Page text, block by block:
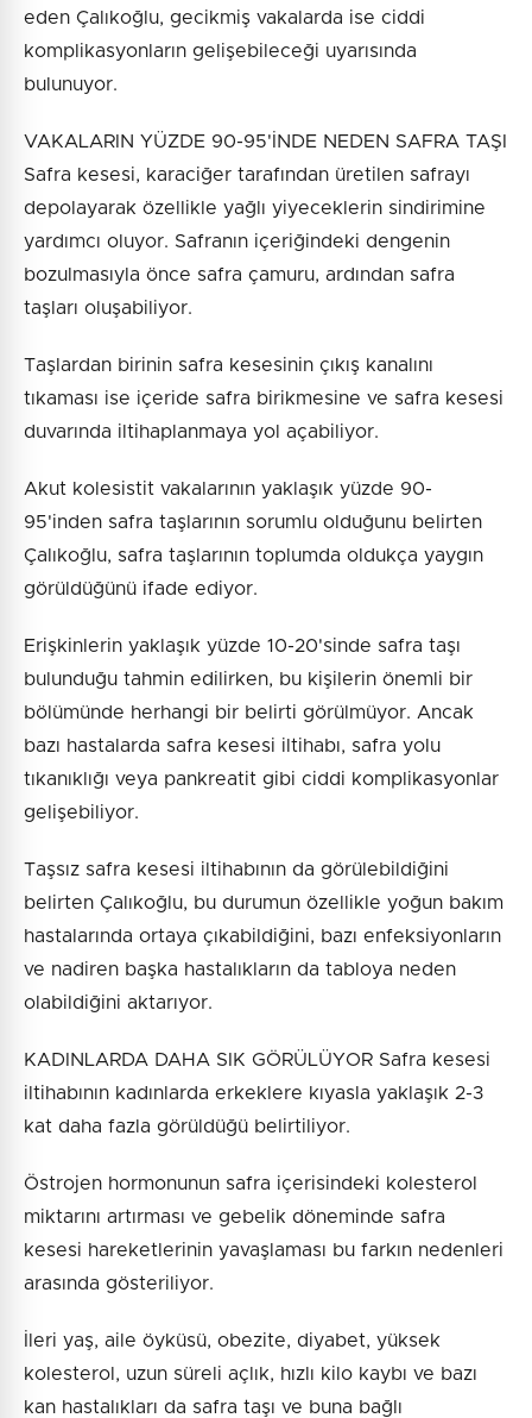
eden Çalıkoğlu, gecikmiş vakalarda ise ciddi
komplikasyonların gelişebileceği uyarısında
bulunuyor.
VAKALARIN YÜZDE 90-95'İNDE NEDEN SAFRA TAŞI
Safra kesesi, karaciğer tarafından üretilen safrayı
depolayarak özellikle yağlı yiyeceklerin sindirimine
yardımcı oluyor. Safranın içeriğindeki dengenin
bozulmasıyla önce safra çamuru, ardından safra
taşları oluşabiliyor.
Taşlardan birinin safra kesesinin çıkış kanalını
tıkaması ise içeride safra birikmesine ve safra kesesi
duvarında iltihaplanmaya yol açabiliyor.
Akut kolesistit vakalarının yaklaşık yüzde 90-
95'inden safra taşlarının sorumlu olduğunu belirten
Çalıkoğlu, safra taşlarının toplumda oldukça yaygın
görüldüğünü ifade ediyor.
Erişkinlerin yaklaşık yüzde 10-20'sinde safra taşı
bulunduğu tahmin edilirken, bu kişilerin önemli bir
bölümünde herhangi bir belirti görülmüyor. Ancak
bazı hastalarda safra kesesi iltihabı, safra yolu
tıkanıklığı veya pankreatit gibi ciddi komplikasyonlar
gelişebiliyor.
Taşsız safra kesesi iltihabının da görülebildiğini
belirten Çalıkoğlu, bu durumun özellikle yoğun bakım
hastalarında ortaya çıkabildiğini, bazı enfeksiyonların
ve nadiren başka hastalıkların da tabloya neden
olabildiğini aktarıyor.
KADINLARDA DAHA SIK GÖRÜLÜYOR Safra kesesi
iltihabının kadınlarda erkeklere kıyasla yaklaşık 2-3
kat daha fazla görüldüğü belirtiliyor.
Östrojen hormonunun safra içerisindeki kolesterol
miktarını artırması ve gebelik döneminde safra
kesesi hareketlerinin yavaşlaması bu farkın nedenleri
arasında gösteriliyor.
İleri yaş, aile öyküsü, obezite, diyabet, yüksek
kolesterol, uzun süreli açlık, hızlı kilo kaybı ve bazı
kan hastalıkları da safra taşı ve buna bağlı